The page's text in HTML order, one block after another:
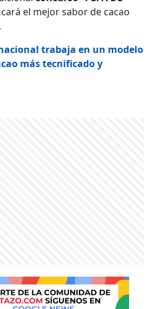
el mejor sabor de cacao
trabaja en un modelo
más tecnificado y